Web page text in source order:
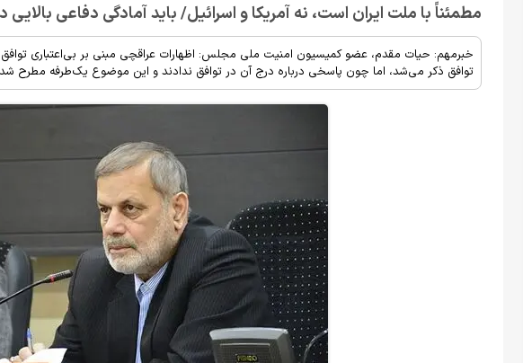
مطمئناً با ملت ایران است، نه آمریکا و اسرائیل/ باید آمادگی دفاعی بالایی
خبرمهم: حیات مقدم، عضو کمیسیون امنیت ملی مجلس: اظهارات عراقچی مبنی بر بی‌اعتباری
توافق ذکر می‌شد، اما چون پاسخی درباره درج آن در توافق ندادند و این موضوع یک‌طرفه